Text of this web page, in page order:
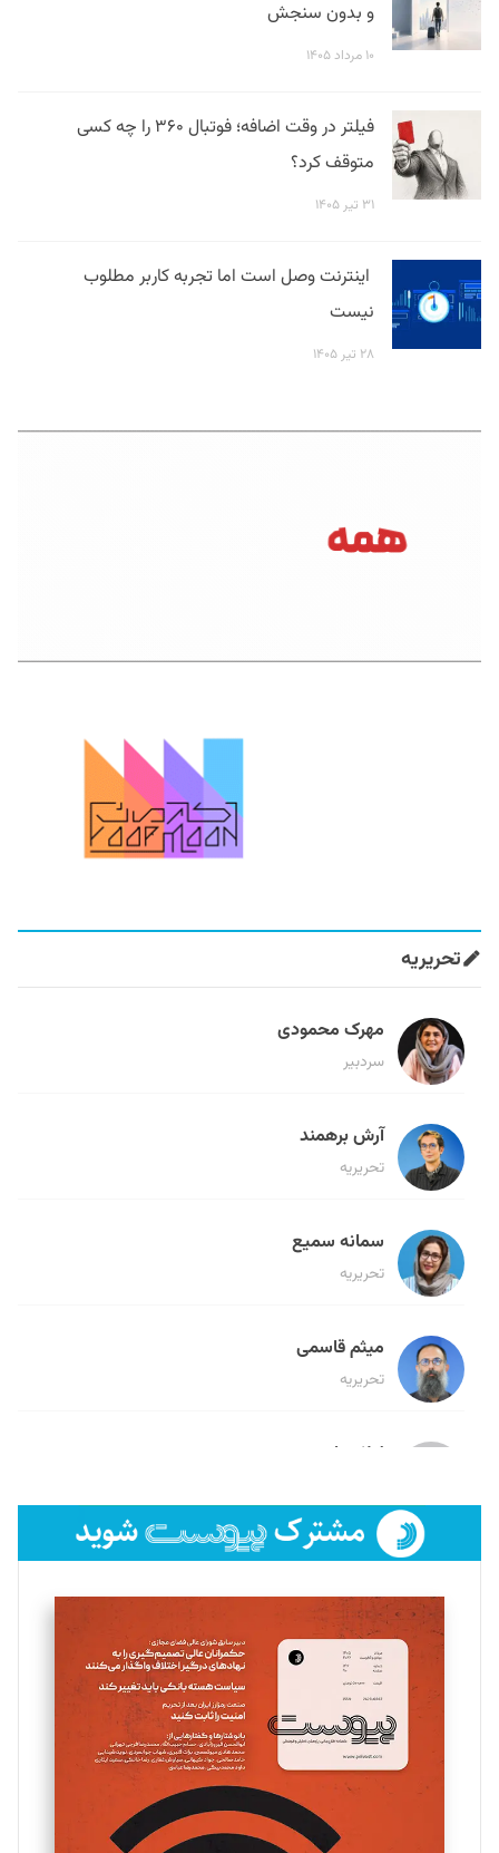
و بدون سنجش
۱۰ مرداد ۱۴۰۵
فیلتر در وقت اضافه؛ فوتبال ۳۶۰ را چه کسی
متوقف کرد؟
۳۱ تیر ۱۴۰۵
اینترنت وصل است اما تجربه کاربر مطلوب
نیست
۲۸ تیر ۱۴۰۵
تحریریه
مهرک محمودی
سردبیر
آرش برهمند
تحریریه
سمانه سمیع
تحریریه
میثم قاسمی
تحریریه
لیلا حنارود
فائزه فتحی رستمی
تحریریه
سروش کرمیان
تحریریه
مینا پاکدل